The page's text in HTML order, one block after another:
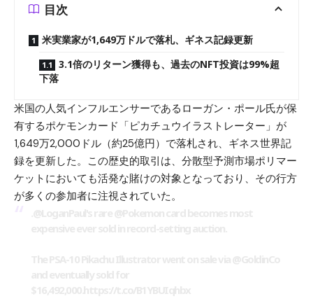
目次
米実業家が1,649万ドルで落札、ギネス記録更新
3.1倍のリターン獲得も、過去のNFT投資は99%超
下落
米国の人気インフルエンサーであるローガン・ポール氏が保
有するポケモンカード「ピカチュウイラストレーター」が
1,649万2,000ドル（約25億円）で落札され、ギネス世界記
録を更新した。この歴史的取引は、分散型予測市場ポリマー
ケット においても活発な賭けの対象となっており、その行方
が多くの参加者に注視されていた。